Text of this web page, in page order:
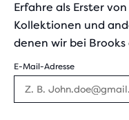
Erfahre als Erster
Kollektionen und
denen wir bei
E-Mail-Adresse